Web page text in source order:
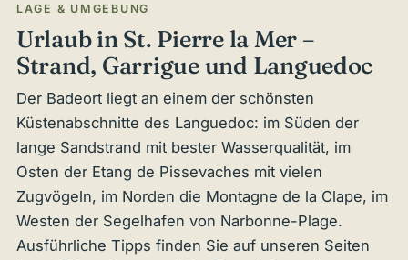
LAGE & UMGEBUNG
Urlaub in St. Pierre la Mer –
Strand, Garrigue und Languedoc
Der Badeort liegt an einem der schönsten
Küstenabschnitte des Languedoc: im Süden der
lange Sandstrand mit bester Wasserqualität, im
Osten der Etang de Pissevaches mit vielen
Zugvögeln, im Norden die Montagne de la Clape, im
Westen der Segelhafen von Narbonne-Plage.
Ausführliche Tipps finden Sie auf unseren Seiten